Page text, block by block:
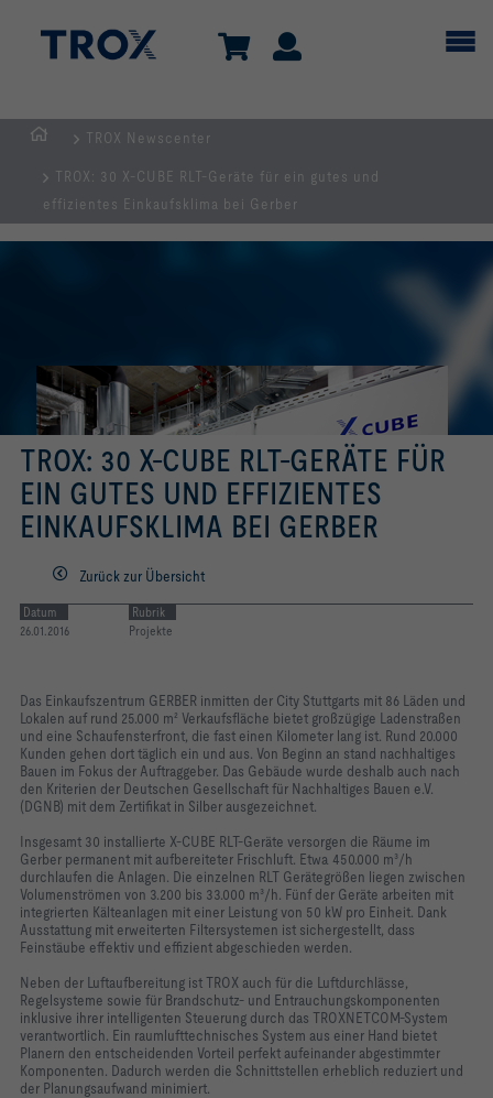
TROX Newscenter
TROX: 30 X-CUBE RLT-Geräte für ein gutes und
effizientes Einkaufsklima bei Gerber
TROX: 30 X-CUBE RLT-GERÄTE FÜR
EIN GUTES UND EFFIZIENTES
EINKAUFSKLIMA BEI GERBER
Zurück zur Übersicht
Datum
26.01.2016
Rubrik
Projekte
Das Einkaufszentrum GERBER inmitten der City Stuttgarts mit 86 Läden und
Lokalen auf rund 25.000 m² Verkaufsfläche bietet großzügige Ladenstraßen
und eine Schaufensterfront, die fast einen Kilometer lang ist. Rund 20.000
Kunden gehen dort täglich ein und aus. Von Beginn an stand nachhaltiges
Bauen im Fokus der Auftraggeber. Das Gebäude wurde deshalb auch nach
den Kriterien der Deutschen Gesellschaft für Nachhaltiges Bauen e.V.
(DGNB) mit dem Zertifikat in Silber ausgezeichnet.
Insgesamt 30 installierte X-CUBE RLT-Geräte versorgen die Räume im
Gerber permanent mit aufbereiteter Frischluft. Etwa 450.000 m³/h
durchlaufen die Anlagen. Die einzelnen RLT Gerätegrößen liegen zwischen
Volumenströmen von 3.200 bis 33.000 m³/h. Fünf der Geräte arbeiten mit
integrierten Kälteanlagen mit einer Leistung von 50 kW pro Einheit. Dank
Ausstattung mit erweiterten Filtersystemen ist sichergestellt, dass
Feinstäube effektiv und effizient abgeschieden werden.
Neben der Luftaufbereitung ist TROX auch für die Luftdurchlässe,
Regelsysteme sowie für Brandschutz- und Entrauchungskomponenten
inklusive ihrer intelligenten Steuerung durch das TROXNETCOM-System
verantwortlich. Ein raumlufttechnisches System aus einer Hand bietet
Planern den entscheidenden Vorteil perfekt aufeinander abgestimmter
Komponenten. Dadurch werden die Schnittstellen erheblich reduziert und
der Planungsaufwand minimiert.